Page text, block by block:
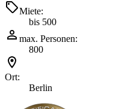
Miete:
bis 500
max. Personen:
800
Ort:
Berlin